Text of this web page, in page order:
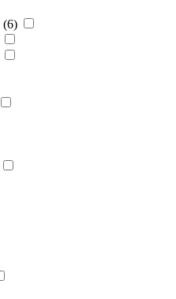
(6)